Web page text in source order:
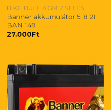
BIKE BULL AGM ZSELÉS
Banner akkumulátor 518 21
BAN 149
27.000Ft